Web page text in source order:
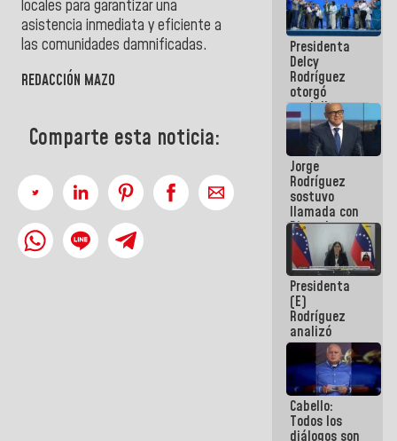
locales para garantizar una
asistencia inmediata y eficiente a
las comunidades damnificadas.
REDACCIÓN MAZO
Comparte esta noticia:
Eléctrico
para
abordar
planes de
acción
Presidenta
Delcy
Rodríguez
otorgó
medalla
"Héroe de
Venezuela"
a servidores
públicos
Jorge
Rodríguez
sostuvo
llamada con
Dinorah
Figuera y
acuerdan
primer
encuentro
presencial
para el
diálogo
Presidenta
(E)
Rodríguez
analizó
junto a
gobernadores
planes de
recuperación
del Sistema
Eléctrico
Cabello:
Todos los
diálogos son